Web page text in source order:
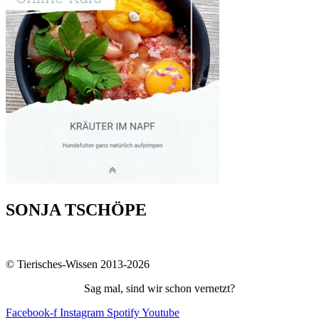
SONJA TSCHÖPE
© Tierisches-Wissen 2013-2026
Sag mal, sind wir schon vernetzt?
Facebook-f Instagram SpotifyYoutube